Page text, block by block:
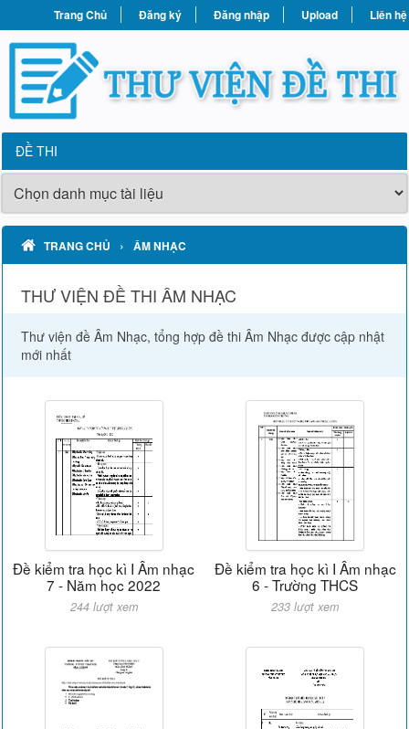
Trang Chủ Đăng ký Đăng nhập Upload Liên hệ
ĐỀ THI
TRANG CHỦ › ÂM NHẠC
THƯ VIỆN ĐỀ THI ÂM NHẠC
Thư viện đề Âm Nhạc, tổng hợp đề thi Âm Nhạc được cập nhật
mới nhất
Đề kiểm tra học kì I Âm nhạc
7 - Năm học 2022
244 lượt xem
Đề kiểm tra học kì I Âm nhạc
6 - Trường THCS
233 lượt xem